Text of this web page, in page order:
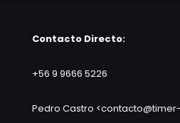
Contacto Directo:
+56 9 9666 5226
Pedro Castro